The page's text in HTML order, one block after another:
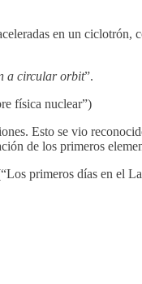
en un
a circular orbit”.
física nuclear”)
Esto se vio
de los primeros
primeros días en el